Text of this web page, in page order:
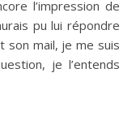
l’impression de
pu lui répondre
son mail, je me suis
je l’entends